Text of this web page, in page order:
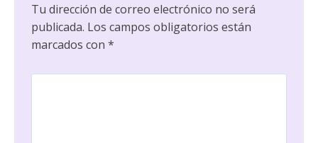
Tu dirección de correo electrónico no será
publicada. Los campos obligatorios están
marcados con *